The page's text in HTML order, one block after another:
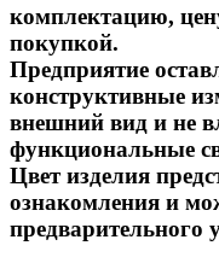
комплектацию,
покупкой.
Предприятие
конструктивные
внешний вид и не
функциональные
Цвет изделия
ознакомления и
предварительного